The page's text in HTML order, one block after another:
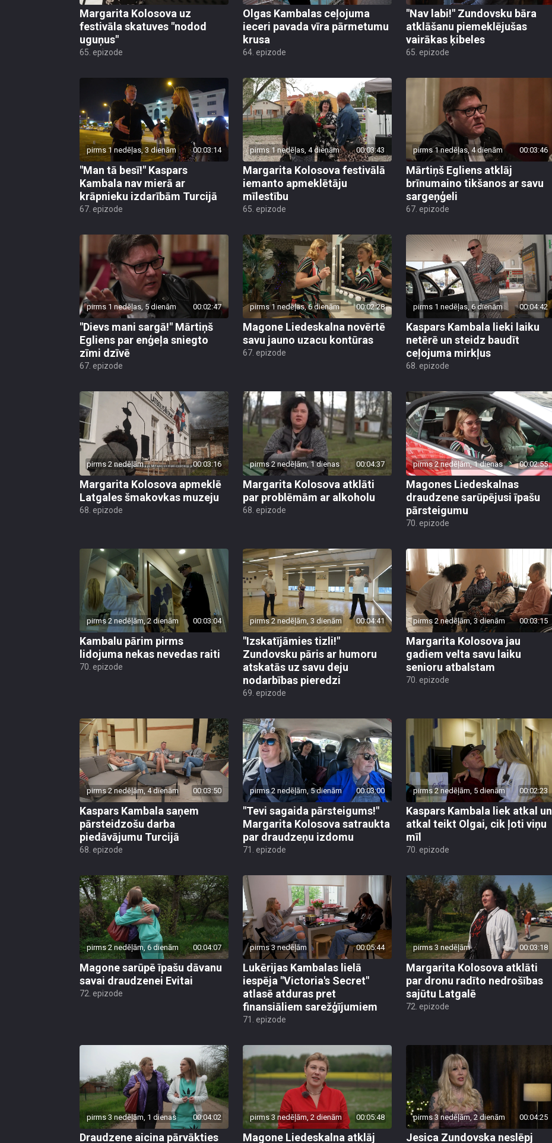
Margarita Kolosova uz
festivāla skatuves "nodod
uguņus"
65. epizode
Olgas Kambalas ceļojuma
ieceri pavada vīra pārmetumu
krusa
64. epizode
"Nav labi!" Zundovsku bāra
atklāšanu piemeklējušas
vairākas ķibeles
65. epizode
pirms 1 nedēļas, 3 dienām 00:03:14
"Man tā besī!" Kaspars
Kambala nav mierā ar
krāpnieku izdarībām Turcijā
67. epizode
pirms 1 nedēļas, 4 dienām 00:03:43
Margarita Kolosova festivālā
iemanto apmeklētāju
mīlestību
65. epizode
pirms 1 nedēļas, 4 dienām 00:03:46
Mārtiņš Egliens atklāj
brīnumaino tikšanos ar savu
sargeņģeli
67. epizode
pirms 1 nedēļas, 5 dienām 00:02:47
"Dievs mani sargā!" Mārtiņš
Egliens par enģeļa sniegto
zīmi dzīvē
67. epizode
pirms 1 nedēļas, 6 dienām 00:02:28
Magone Liedeskalna novērtē
savu jauno uzacu kontūras
67. epizode
pirms 1 nedēļas, 6 dienām 00:04:42
Kaspars Kambala lieki laiku
netērē un steidz baudīt
ceļojuma mirkļus
68. epizode
pirms 2 nedēļām 00:03:16
Margarita Kolosova apmeklē
Latgales šmakovkas muzeju
68. epizode
pirms 2 nedēļām, 1 dienas 00:04:37
Margarita Kolosova atklāti
par problēmām ar alkoholu
68. epizode
pirms 2 nedēļām, 1 dienas 00:02:55
Magones Liedeskalnas
draudzene sarūpējusi īpašu
pārsteigumu
70. epizode
pirms 2 nedēļām, 2 dienām 00:03:04
Kambalu pārim pirms
lidojuma nekas nevedas raiti
70. epizode
pirms 2 nedēļām, 3 dienām 00:04:41
"Izskatījāmies tizli!"
Zundovsku pāris ar humoru
atskatās uz savu deju
nodarbības pieredzi
69. epizode
pirms 2 nedēļām, 3 dienām 00:03:15
Margarita Kolosova jau
gadiem velta savu laiku
senioru atbalstam
70. epizode
pirms 2 nedēļām, 4 dienām 00:03:50
Kaspars Kambala saņem
pārsteidzošu darba
piedāvājumu Turcijā
68. epizode
pirms 2 nedēļām, 5 dienām 00:03:00
"Tevi sagaida pārsteigums!"
Margarita Kolosova satraukta
par draudzeņu izdomu
71. epizode
pirms 2 nedēļām, 5 dienām 00:02:23
Kaspars Kambala liek atkal un
atkal teikt Olgai, cik ļoti viņu
mīl
70. epizode
pirms 2 nedēļām, 6 dienām 00:04:07
Magone sarūpē īpašu dāvanu
savai draudzenei Evitai
72. epizode
pirms 3 nedēļām 00:05:44
Lukērijas Kambalas lielā
iespēja "Victoria's Secret"
atlasē atduras pret
finansiāliem sarežģījumiem
71. epizode
pirms 3 nedēļām 00:03:18
Margarita Kolosova atklāti
par dronu radīto nedrošības
sajūtu Latgalē
72. epizode
pirms 3 nedēļām, 1 dienas 00:04:02
Draudzene aicina pārvākties
pirms 3 nedēļām, 2 dienām 00:05:48
Magone Liedeskalna atklāj
pirms 3 nedēļām, 2 dienām 00:04:25
Jesica Zundovska neslēpj